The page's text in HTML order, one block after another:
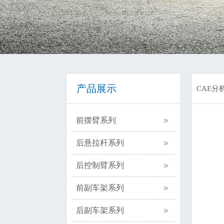
产品展示
前摆臂系列
后悬拉杆系列
后控制臂系列
前副车架系列
后副车架系列
CAE分